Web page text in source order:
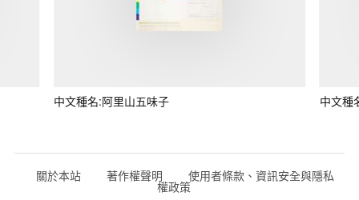
中文種名:阿里山五味子 中文種
關於本站 著作權聲明 使用者條款、資訊安全與隱私
權政策